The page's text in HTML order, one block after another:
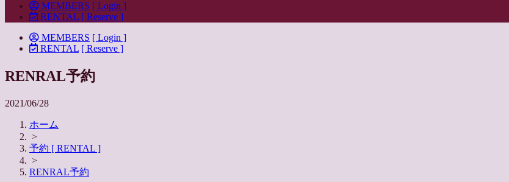
MEMBERS [ Login ]
RENTAL [ Reserve ]
MEMBERS [ Login ]
RENTAL [ Reserve ]
RENRAL予約
2021/06/28
ホーム
>
予約 [ RENTAL ]
>
RENRAL予約